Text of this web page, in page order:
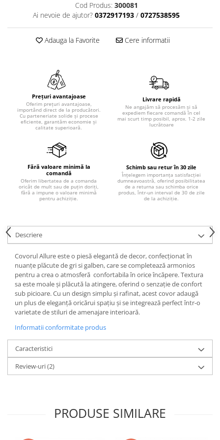
Cod Produs: 300081
Ai nevoie de ajutor? 0372917193 / 0727538595
Adauga la Favorite Cere informatii
Prețuri avantajoase
Oferim prețuri avantajoase,
importând direct de la producători.
Cu parteneriate solide și procese
eficiente, garantăm economie și
calitate superioară.
Livrare rapidă
Ne angajăm să procesăm și să
expediem fiecare comandă în cel
mai scurt timp posibil, aprox. 1-2 zile
lucrătoare
Fără valoare minimă la
comandă
Oferim libertatea de a comanda
oricât de mult sau de puțin doriți,
fără a impune o valoare minimă
pentru achiziție.
Schimb sau retur în 30 zile
Înțelegem importanța satisfacției
dumneavoastră, oferind posibilitatea
de a returna sau schimba orice
produs, într-un interval de 30 de zile
de la achiziție.
Descriere
Covorul Allure este o piesă elegantă de decor, confecționat în
nuanțe plăcute de gri si galben, care se completează armonios
pentru a crea o atmosferă confortabila în orice încăpere. Textura
sa este moale și plăcută la atingere, oferind o senzație de confort
sub picioare. Cu un design simplu și rafinat, acest covor adaugă
un plus de eleganță oricărui spațiu și se integrează perfect într-o
varietate de stiluri de amenajare interioară.
Informatii conformitate produs
Caracteristici
Review-uri(2)
PRODUSE SIMILARE